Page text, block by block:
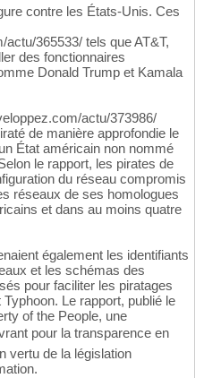
contre les États-Unis. Ces
365533/ tels que AT&T,
des fonctionnaires
Donald Trump et Kamala
actu/373986/
de manière approfondie le
État américain non nommé
le rapport, les pirates de
du réseau compromis
réseaux de ses homologues
et dans au moins quatre
également les identifiants
et les schémas des
pour faciliter les piratages
Le rapport, publié le
of the People, une
pour la transparence en
vertu de la législation